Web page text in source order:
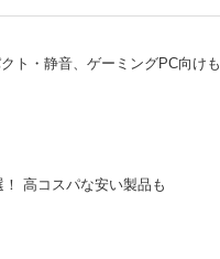
ト・静音、ゲーミングPC向けも
高コスパな安い製品も